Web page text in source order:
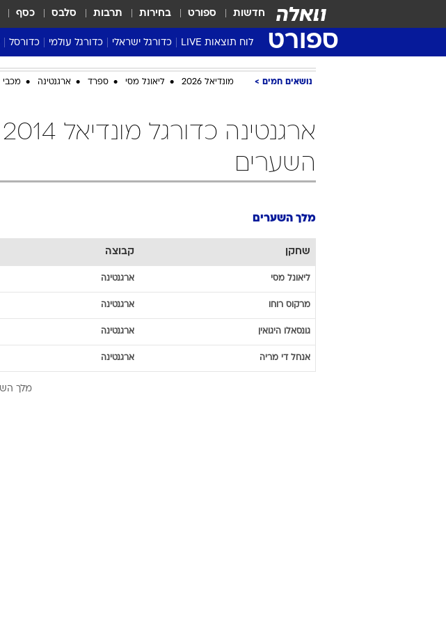
חדשות ספורט בחירות תרבות סלבס כסף
ספורט לוח תוצאות LIVE כדורגל ישראלי
ליגת העל Winner
גביע הטוטו
כדורגל עולמי
ליגה אנגלית
ליגה גרמנית
כדורסל
ליגת העל
ליגה
נושאים חמים מונדיאל 2026 ליאונל מסי ספרד ארגנטינה מכבי
השערים
מלך השערים
שחקן קבוצה
ליאונל מסי ארגנטינה
מרקוס רוחו ארגנטינה
גונסאלו היגואין ארגנטינה
אנחל די מריה ארגנטינה
מלך השערים